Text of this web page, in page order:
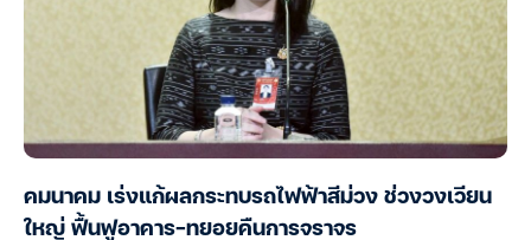
คมนาคม เร่งแก้ผลกระทบรถไฟฟ้าสีม่วง ช่วงวงเวียน
ใหญ่ ฟื้นฟูอาคาร-ทยอยคืนการจราจร